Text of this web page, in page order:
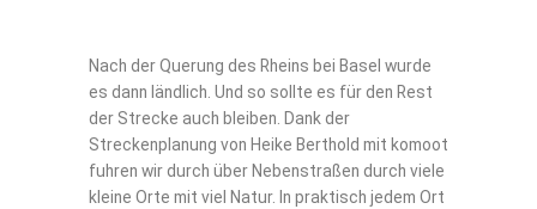
Nach der Querung des Rheins bei Basel wurde
es dann ländlich. Und so sollte es für den Rest
der Strecke auch bleiben. Dank der
Streckenplanung von Heike Berthold mit komoot
fuhren wir durch über Nebenstraßen durch viele
kleine Orte mit viel Natur. In praktisch jedem Ort